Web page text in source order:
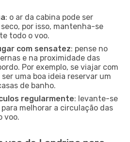
: o ar da cabina pode ser
por isso, mantenha-se
todo o voo.
com sensatez: pense no
e na proximidade das
Por exemplo, se viajar com
uma boa ideia reservar um
de banho.
regularmente: levante-se
melhorar a circulação das
voo.